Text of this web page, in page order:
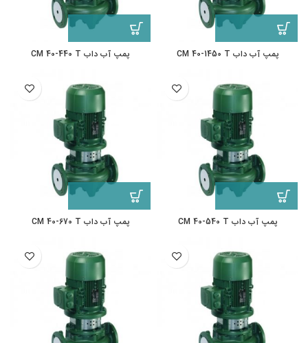
پمپ آب داب CM 40-1450 T پمپ آب داب CM 40-440 T
پمپ آب داب CM 40-540 T پمپ آب داب CM 40-670 T